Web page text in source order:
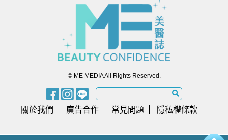
© ME MEDIA All Rights Reserved.
關於我們 廣告合作 常見問題 隱私權條款